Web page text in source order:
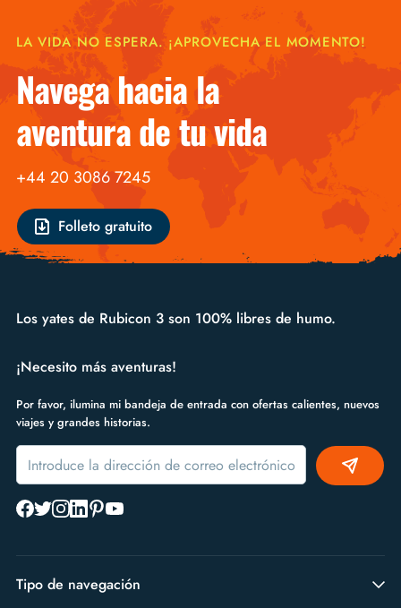
LA VIDA NO ESPERA. ¡APROVECHA EL MOMENTO!
Navega hacia la
aventura de tu vida
+44 20 3086 7245
Folleto gratuito
Los yates de Rubicon 3 son 100% libres de humo.
¡Necesito más aventuras!
Por favor, ilumina mi bandeja de entrada con ofertas calientes, nuevos
viajes y grandes historias.
Alternative:
Tipo de navegación